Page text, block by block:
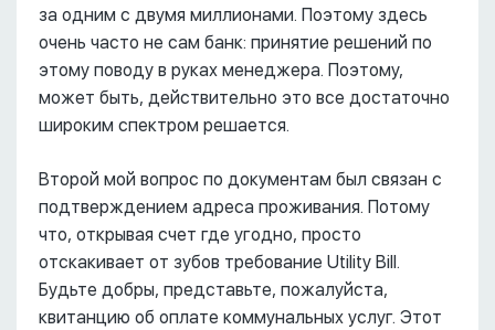
за одним с двумя миллионами. Поэтому здесь
очень часто не сам банк: принятие решений по
этому поводу в руках менеджера. Поэтому,
может быть, действительно это все достаточно
широким спектром решается.
Второй мой вопрос по документам был связан с
подтверждением адреса проживания. Потому
что, открывая счет где угодно, просто
отскакивает от зубов требование Utility Bill.
Будьте добры, представьте, пожалуйста,
квитанцию об оплате коммунальных услуг. Этот